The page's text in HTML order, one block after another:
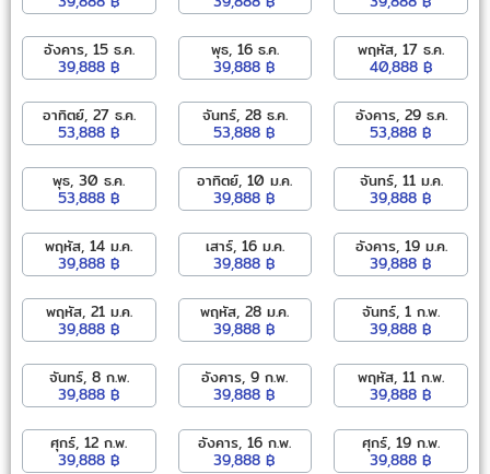
อังคาร, 15 ธ.ค.
39,888 ฿
พุธ, 16 ธ.ค.
39,888 ฿
พฤหัส, 17 ธ.ค.
40,888 ฿
อาทิตย์, 27 ธ.ค.
53,888 ฿
จันทร์, 28 ธ.ค.
53,888 ฿
อังคาร, 29 ธ.ค.
53,888 ฿
พุธ, 30 ธ.ค.
53,888 ฿
อาทิตย์, 10 ม.ค.
39,888 ฿
จันทร์, 11 ม.ค.
39,888 ฿
พฤหัส, 14 ม.ค.
39,888 ฿
เสาร์, 16 ม.ค.
39,888 ฿
อังคาร, 19 ม.ค.
39,888 ฿
พฤหัส, 21 ม.ค.
39,888 ฿
พฤหัส, 28 ม.ค.
39,888 ฿
จันทร์, 1 ก.พ.
39,888 ฿
จันทร์, 8 ก.พ.
39,888 ฿
อังคาร, 9 ก.พ.
39,888 ฿
พฤหัส, 11 ก.พ.
39,888 ฿
ศุกร์, 12 ก.พ.
39,888 ฿
อังคาร, 16 ก.พ.
39,888 ฿
ศุกร์, 19 ก.พ.
39,888 ฿